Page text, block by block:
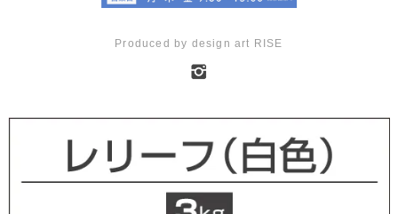
Produced by design art RISE